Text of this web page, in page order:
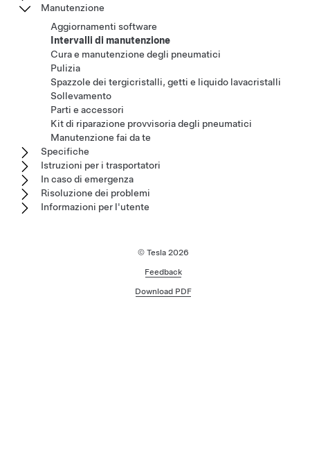
Manutenzione
Aggiornamenti software
Intervalli di manutenzione
Cura e manutenzione degli pneumatici
Pulizia
Spazzole dei tergicristalli, getti e liquido lavacristalli
Sollevamento
Parti e accessori
Kit di riparazione provvisoria degli pneumatici
Manutenzione fai da te
Specifiche
Istruzioni per i trasportatori
In caso di emergenza
Risoluzione dei problemi
Informazioni per l'utente
© Tesla 2026
Feedback
Download PDF